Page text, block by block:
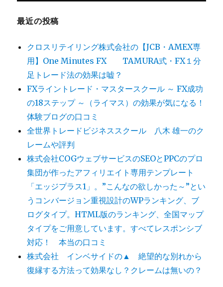
最近の投稿
クロスリテイリング株式会社の【JCB・AMEX専
用】One Minutes FX TAMURA式・FX１分
足トレード法の効果は嘘？
FXライントレード・マスタースクール ～ FX成功
の18ステップ ～（ライマス）の効果が気になる！
体験ブログの口コミ
全世界トレードビジネススクール 八木 雄一のク
レームや評判
株式会社COGウェブサービスのSEOとPPCのプロ
集団が作ったアフィリエイト専用テンプレート
「エッジプラス1」。”こんなの欲しかった～”とい
うコンバージョン重視設計のWPランキング、ブ
ログタイプ。HTML版のランキング、全国マップ
タイプをご用意しています。すべてレスポンシブ
対応！ 本当の口コミ
株式会社 インベサイドの▲ 絶望的な別れから
復縁する方法って効果なし？クレームは無いの？